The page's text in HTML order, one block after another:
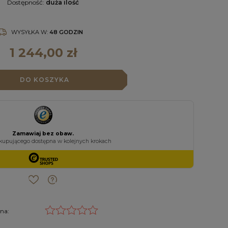
Dostępność: duża ilość
WYSYŁKA W: 48 GODZIN
1 244,00 zł
DO KOSZYKA